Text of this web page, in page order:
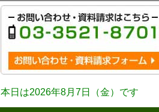
本日は2026年8月7日（金）です